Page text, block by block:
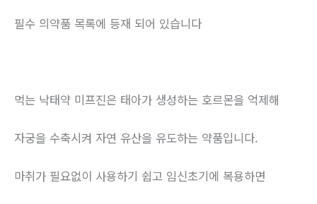
필수 의약품 목록에 등재 되어 있습니다
먹는 낙태약 미프진은 태아가 생성하는 호르몬을 억제해
자궁을 수축시켜 자연 유산을 유도하는 약품입니다.
마취가 필요없이 사용하기 쉽고 임신초기에 복용하면